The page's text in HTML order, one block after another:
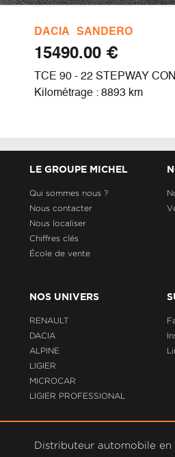
DACIA SANDERO
€ 15490.00
TCE 90 - 22 STEPWAY
Kilométrage : 8893 km
LE GROUPE MICHEL
Qui sommes nous ?
Nous contacter
Nous localiser
Chiffres clés
École de vente
NOS UNIVERS
RENAULT
DACIA
ALPINE
LIGIER
MICROCAR
LIGIER PROFESSIONAL
Distributeur automobile en